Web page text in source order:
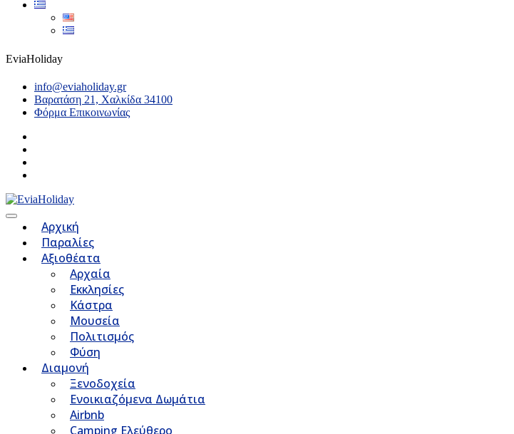
EviaHoliday
info@eviaholiday.gr
Βαρατάση 21, Χαλκίδα 34100
Φόρμα Επικοινωνίας
Αρχική
Παραλίες
Αξιοθέατα
Αρχαία
Εκκλησίες
Κάστρα
Μουσεία
Πολιτισμός
Φύση
Διαμονή
Ξενοδοχεία
Ενοικιαζόμενα Δωμάτια
Airbnb
Camping Ελεύθερο